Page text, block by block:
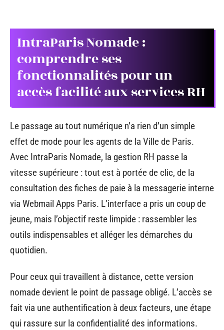
IntraParis Nomade :
comprendre ses
fonctionnalités pour un
accès facilité aux services RH
Le passage au tout numérique n’a rien d’un simple
effet de mode pour les agents de la Ville de Paris.
Avec IntraParis Nomade, la gestion RH passe la
vitesse supérieure : tout est à portée de clic, de la
consultation des fiches de paie à la messagerie interne
via Webmail Apps Paris. L’interface a pris un coup de
jeune, mais l’objectif reste limpide : rassembler les
outils indispensables et alléger les démarches du
quotidien.
Pour ceux qui travaillent à distance, cette version
nomade devient le point de passage obligé. L’accès se
fait via une authentification à deux facteurs, une étape
qui rassure sur la confidentialité des informations.